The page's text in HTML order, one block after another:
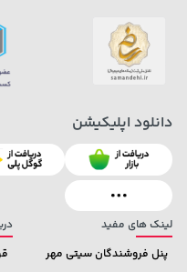
40,580,000 تومان
لینک های مفید
پنل فروشندگان سیتی مهر
دانلود اپلیکیشن